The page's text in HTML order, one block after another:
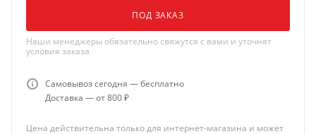
ПОД ЗАКАЗ
Наши менеджеры обязательно свяжутся с вами и уточнят
условия заказа
Самовывоз сегодня — бесплатно
Доставка — от 800 ₽
Цена действительна только для интернет-магазина и может